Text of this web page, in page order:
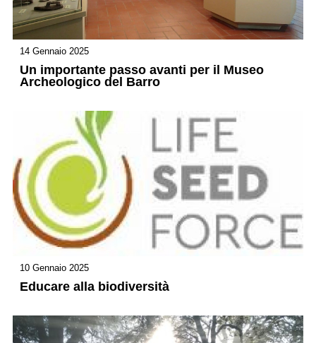
14 Gennaio 2025
Un importante passo avanti per il Museo
Archeologico del Barro
10 Gennaio 2025
Educare alla biodiversità